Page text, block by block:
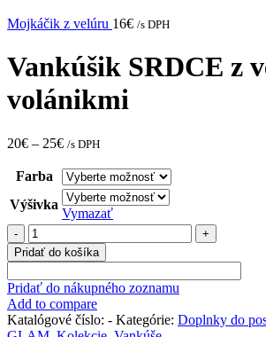
Mojkáčik z velúru 16€ /s DPH
Vankúšik SRDCE z
volánikmi
20€ – 25€ /s DPH
Farba
Výšivka
Vymazať
množstvo
Vankúšik
SRDCE
z
velúru
s
volánikmi
Pridať do košíka
Pridať do nákupného zoznamu
Add to compare
Katalógové číslo: - Kategórie: Doplnky do